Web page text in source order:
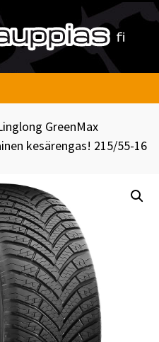
GreenMax
kesärengas! 215/55-16